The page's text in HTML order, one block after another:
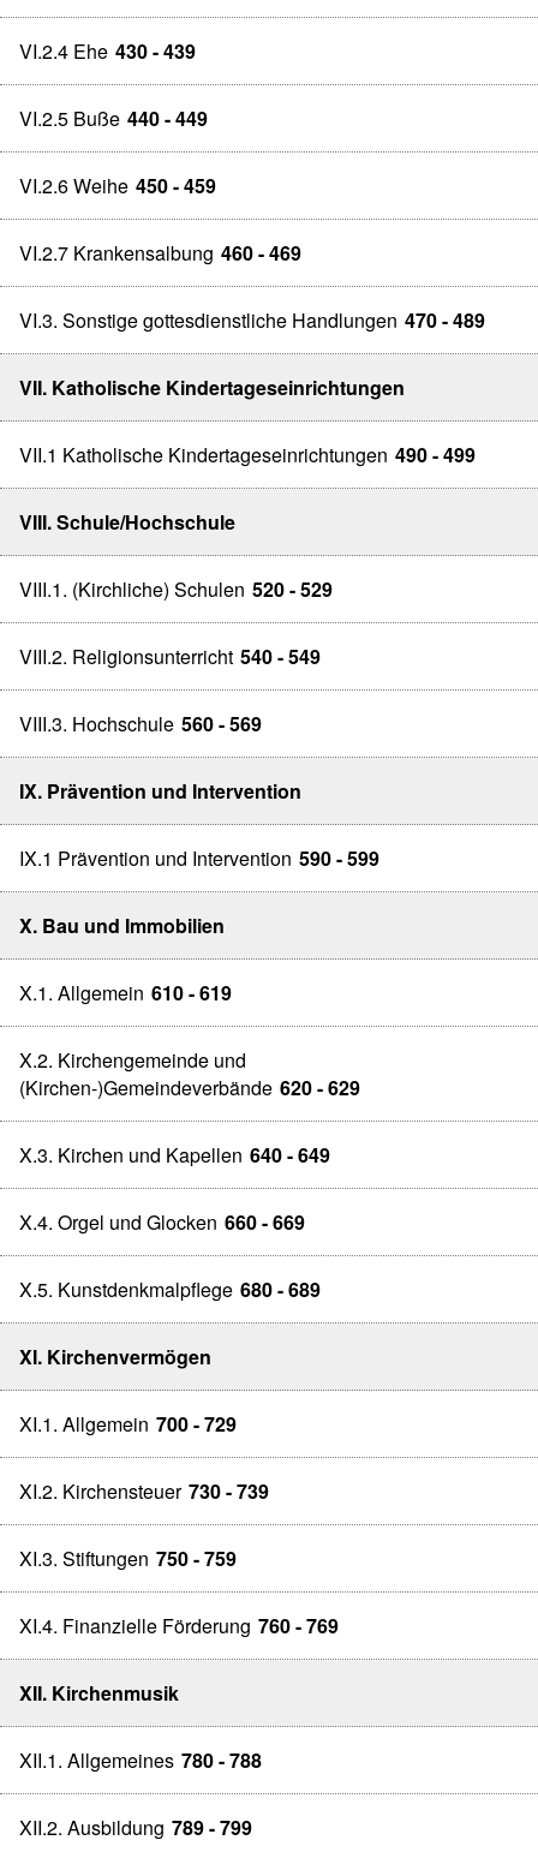
VI.2.4 Ehe 430 - 439
VI.2.5 Buße 440 - 449
VI.2.6 Weihe 450 - 459
VI.2.7 Krankensalbung 460 - 469
VI.3. Sonstige gottesdienstliche Handlungen 470 - 489
VII. Katholische Kindertageseinrichtungen
VII.1 Katholische Kindertageseinrichtungen 490 - 499
VIII. Schule/Hochschule
VIII.1. (Kirchliche) Schulen 520 - 529
VIII.2. Religionsunterricht 540 - 549
VIII.3. Hochschule 560 - 569
IX. Prävention und Intervention
IX.1 Prävention und Intervention 590 - 599
X. Bau und Immobilien
X.1. Allgemein 610 - 619
X.2. Kirchengemeinde und
(Kirchen-)Gemeindeverbände 620 - 629
X.3. Kirchen und Kapellen 640 - 649
X.4. Orgel und Glocken 660 - 669
X.5. Kunstdenkmalpflege 680 - 689
XI. Kirchenvermögen
XI.1. Allgemein 700 - 729
XI.2. Kirchensteuer 730 - 739
XI.3. Stiftungen 750 - 759
XI.4. Finanzielle Förderung 760 - 769
XII. Kirchenmusik
XII.1. Allgemeines 780 - 788
XII.2. Ausbildung 789 - 799